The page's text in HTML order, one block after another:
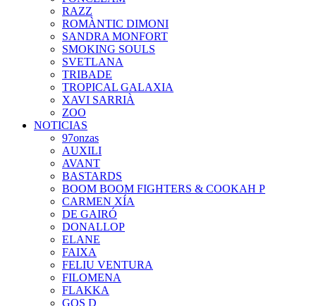
RAZZ
ROMÀNTIC DIMONI
SANDRA MONFORT
SMOKING SOULS
SVETLANA
TRIBADE
TROPICAL GALAXIA
XAVI SARRIÀ
ZOO
NOTICIAS
97onzas
AUXILI
AVANT
BASTARDS
BOOM BOOM FIGHTERS & COOKAH P
CARMEN XÍA
DE GAIRÓ
DONALLOP
ELANE
FAIXA
FELIU VENTURA
FILOMENA
FLAKKA
GOS D